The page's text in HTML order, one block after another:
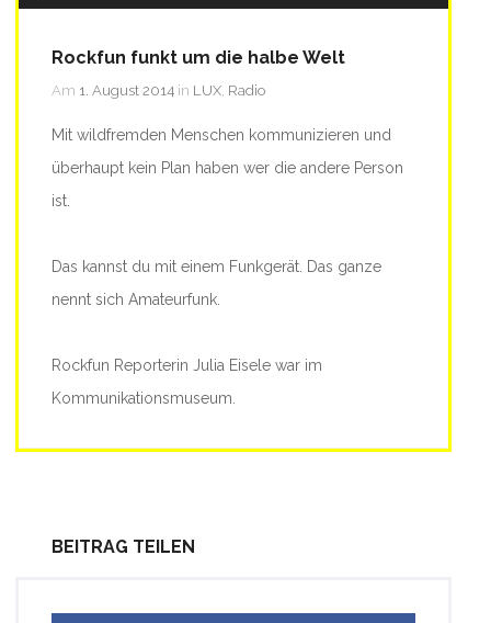
Player
Rockfun funkt um die halbe Welt
Am 1. August 2014 in LUX Radio
Mit wildfremden Menschen kommunizieren und
überhaupt kein Plan haben wer die andere Person
ist.
Das kannst du mit einem Funkgerät. Das ganze
nennt sich Amateurfunk.
Rockfun Reporterin Julia Eisele war im
Kommunikationsmuseum.
BEITRAG TEILEN